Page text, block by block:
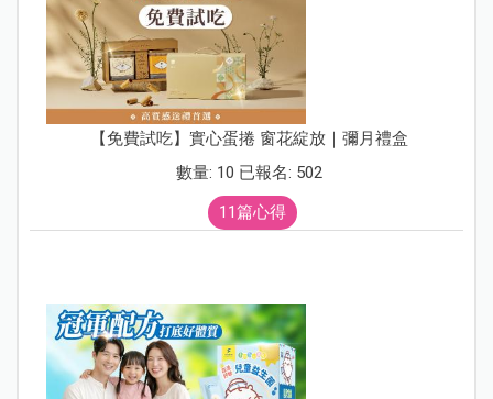
【免費試吃】實心蛋捲 窗花綻放｜彌月禮盒
數量: 10 已報名: 502
11篇心得